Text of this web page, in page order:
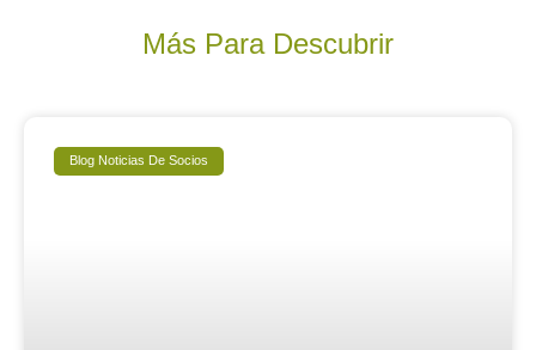
Más Para Descubrir
Blog Noticias De Socios